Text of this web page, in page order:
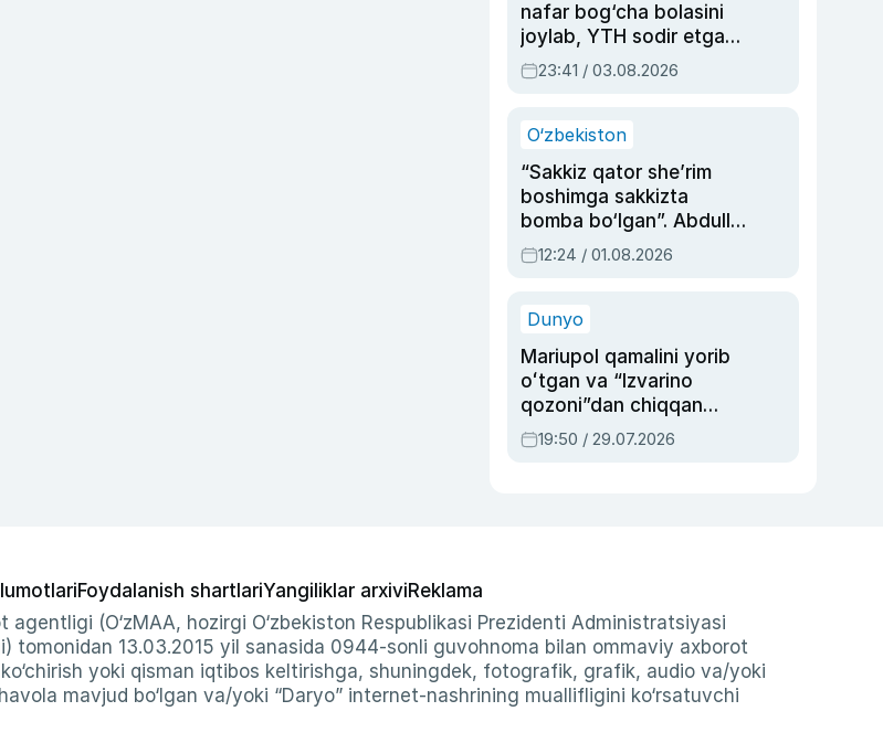
nafar bog‘cha bolasini
joylab, YTH sodir etgan
ayolga sud hukmi o‘qildi
23:41 / 03.08.2026
O‘zbekiston
“Sakkiz qator she’rim
boshimga sakkizta
bomba bo‘lgan”. Abdulla
Oripovni siyosiy
ayblovlardan asrab
12:24 / 01.08.2026
Dunyo
Mariupol qamalini yorib
oʻtgan va “Izvarino
qozoni”dan chiqqan
qahramon — Ukraina
armiyasi bosh
19:50 / 29.07.2026
Foydalanish shartlariYangiliklar arxiviReklama
(O‘zMAA, hozirgi O‘zbekiston Respublikasi Prezidenti Administratsiyasi
13.03.2015 yil sanasida 0944-sonli guvohnoma bilan ommaviy axborot
yoki qisman iqtibos keltirishga, shuningdek, fotografik, grafik, audio va/yoki
mavjud bo‘lgan va/yoki “Daryo” internet-nashrining muallifligini ko‘rsatuvchi